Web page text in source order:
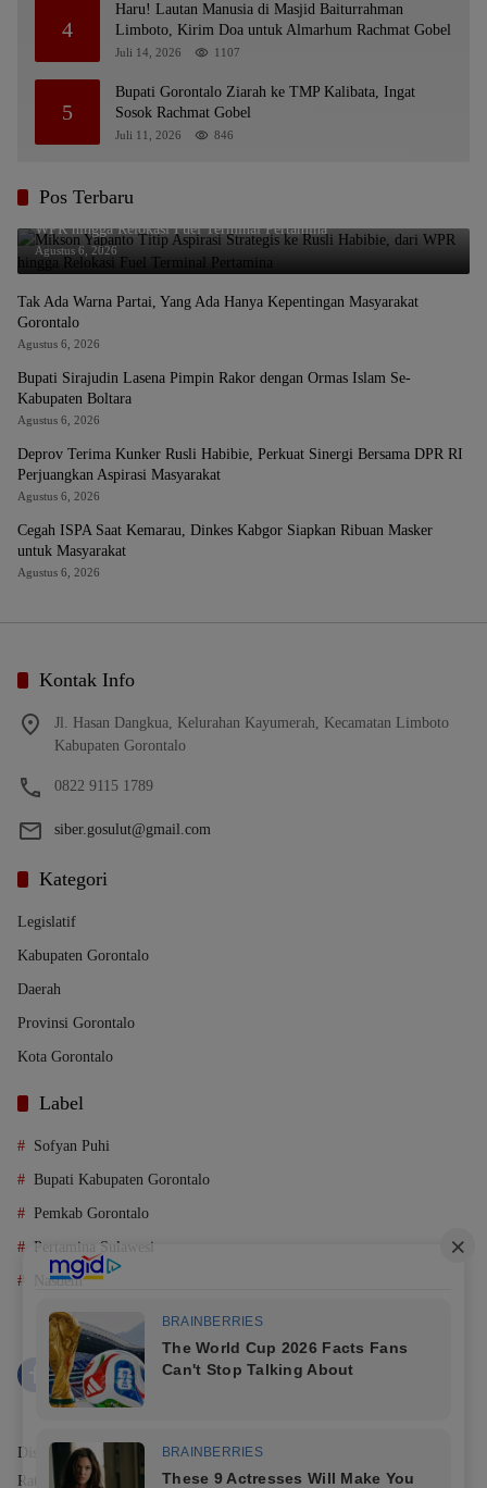
4
Haru! Lautan Manusia di Masjid Baiturrahman
Limboto, Kirim Doa untuk Almarhum Rachmat Gobel
Juli 14, 2026 1107
5
Bupati Gorontalo Ziarah ke TMP Kalibata, Ingat
Sosok Rachmat Gobel
Juli 11, 2026 846
Pos Terbaru
Mikson Yapanto Titip Aspirasi Strategis ke Rusli Habibie, dari
WPR hingga Relokasi Fuel Terminal Pertamina
Agustus 6, 2026
Tak Ada Warna Partai, Yang Ada Hanya Kepentingan Masyarakat
Gorontalo
Agustus 6, 2026
Bupati Sirajudin Lasena Pimpin Rakor dengan Ormas Islam Se-
Kabupaten Boltara
Agustus 6, 2026
Deprov Terima Kunker Rusli Habibie, Perkuat Sinergi Bersama DPR RI
Perjuangkan Aspirasi Masyarakat
Agustus 6, 2026
Cegah ISPA Saat Kemarau, Dinkes Kabgor Siapkan Ribuan Masker
untuk Masyarakat
Agustus 6, 2026
Kontak Info
Jl. Hasan Dangkua, Kelurahan Kayumerah, Kecamatan Limboto
Kabupaten Gorontalo
0822 9115 1789
siber.gosulut@gmail.com
Kategori
Legislatif
Kabupaten Gorontalo
Daerah
Provinsi Gorontalo
Kota Gorontalo
Label
Sofyan Puhi
Bupati Kabupaten Gorontalo
Pemkab Gorontalo
Pertamina Sulawesi
Nasdem
Disclaimer Kode Etik Redaksi
Rate Iklan